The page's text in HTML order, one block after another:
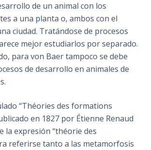
de un animal con los
a una planta o, ambos con el
ciudad. Tratándose de procesos
mejor estudiarlos por separado.
para von Baer tampoco se debe
de desarrollo en animales de
“Théories des formations
en 1827 por Étienne Renaud
la expresión “théorie des
referirse tanto a las metamorfosis